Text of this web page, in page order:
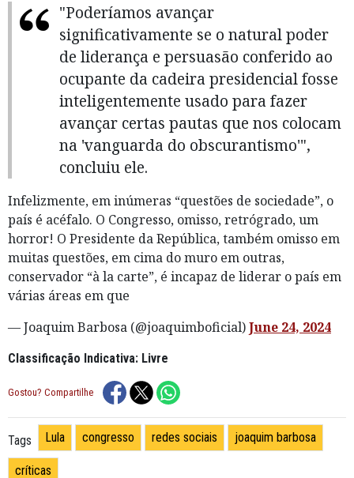
"Poderíamos avançar
significativamente se o natural poder
de liderança e persuasão conferido ao
ocupante da cadeira presidencial fosse
inteligentemente usado para fazer
avançar certas pautas que nos colocam
na 'vanguarda do obscurantismo'",
concluiu ele.
Infelizmente, em inúmeras “questões de sociedade”, o
país é acéfalo. O Congresso, omisso, retrógrado, um
horror! O Presidente da República, também omisso em
muitas questões, em cima do muro em outras,
conservador “à la carte”, é incapaz de liderar o país em
várias áreas em que
— Joaquim Barbosa (@joaquimboficial)June 24, 2024
Classificação Indicativa: Livre
Gostou? Compartilhe
Tags Lula congresso redes sociais joaquim barbosa
críticas